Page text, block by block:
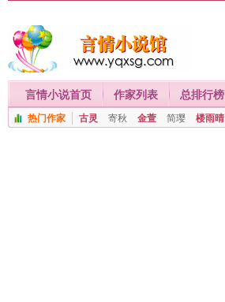
言情小说首页 作家列表 总排行榜
热门作家 古灵 寄秋 金萱 简璎 楼雨晴